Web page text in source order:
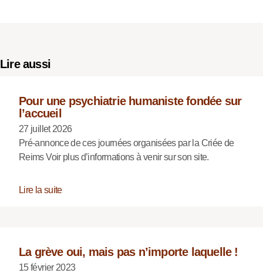
Lire aussi
Pour une psychiatrie humaniste fondée sur
l’accueil
27 juillet 2026
Pré-annonce de ces journées organisées par la Criée de
Reims Voir plus d’informations à venir sur son site.
Lire la suite
La grève oui, mais pas n’importe laquelle !
15 février 2023